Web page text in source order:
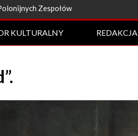
Rockowej Nocy
KULTURALNY REDAKCJA